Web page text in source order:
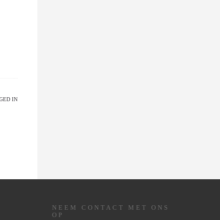
IN
NEEM CONTACT MET ONS
OP